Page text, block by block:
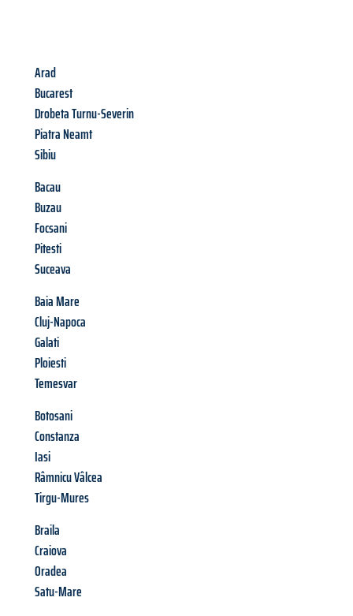
Arad
Bucarest
Drobeta Turnu-Severin
Piatra Neamt
Sibiu
Bacau
Buzau
Focsani
Pitesti
Suceava
Baia Mare
Cluj-Napoca
Galati
Ploiesti
Temesvar
Botosani
Constanza
Iasi
Râmnicu Vâlcea
Tirgu-Mures
Braila
Craiova
Oradea
Satu-Mare